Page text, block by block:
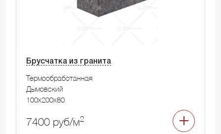
Брусчатка из гранита
Термообработанная
Дымовский
100x200x80
7400 руб/м2